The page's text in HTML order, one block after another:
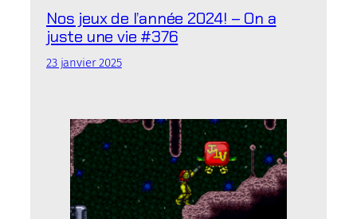
Nos jeux de l’année 2024! – On a
juste une vie #376
23 janvier 2025